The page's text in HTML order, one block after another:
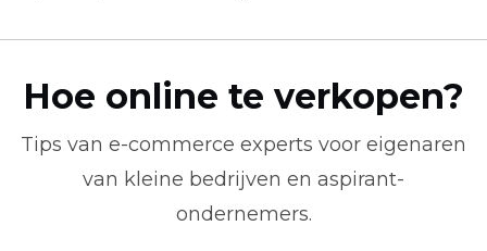
Hoe online te verkopen?
Tips van e-commerce experts voor eigenaren
van kleine bedrijven en aspirant-
ondernemers.